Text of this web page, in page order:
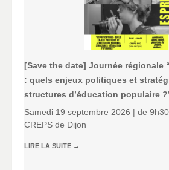
[Save the date] Journée régionale
: quels enjeux politiques et
structures d’éducation populaire
Samedi 19 septembre 2026 | de
CREPS de Dijon
LIRE LA SUITE →